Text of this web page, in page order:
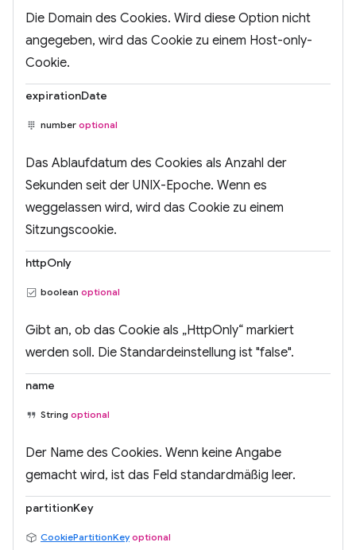
Die Domain des Cookies. Wird diese Option nicht
angegeben, wird das Cookie zu einem Host-only-
Cookie.
expirationDate
number optional
Das Ablaufdatum des Cookies als Anzahl der
Sekunden seit der UNIX-Epoche. Wenn es
weggelassen wird, wird das Cookie zu einem
Sitzungscookie.
httpOnly
boolean optional
Gibt an, ob das Cookie als „HttpOnly“ markiert
werden soll. Die Standardeinstellung ist "false".
name
String optional
Der Name des Cookies. Wenn keine Angabe
gemacht wird, ist das Feld standardmäßig leer.
partitionKey
CookiePartitionKey optional